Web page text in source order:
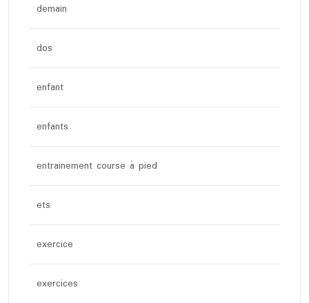
demain
dos
enfant
enfants
entrainement course à pied
ets
exercice
exercices